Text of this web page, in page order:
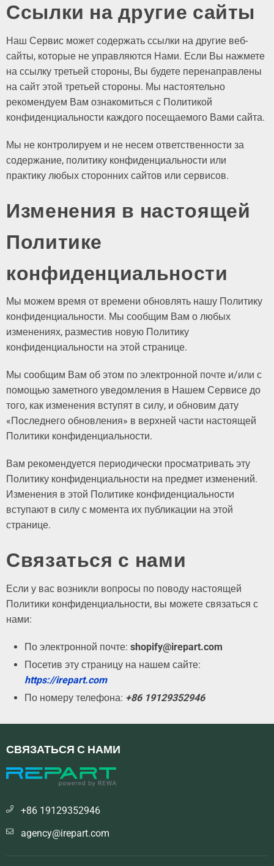
Ссылки на другие сайты
Наш Сервис может содержать ссылки на другие веб-
сайты, которые не управляются Нами. Если Вы нажмете
на ссылку третьей стороны, Вы будете перенаправлены
на сайт этой третьей стороны. Мы настоятельно
рекомендуем Вам ознакомиться с Политикой
конфиденциальности каждого посещаемого Вами сайта.
Мы не контролируем и не несем ответственности за
содержание, политику конфиденциальности или
практику любых сторонних сайтов или сервисов.
Изменения в настоящей
Политике
конфиденциальности
Мы можем время от времени обновлять нашу Политику
конфиденциальности. Мы сообщим Вам о любых
изменениях, разместив новую Политику
конфиденциальности на этой странице.
Мы сообщим Вам об этом по электронной почте и/или с
помощью заметного уведомления в Нашем Сервисе до
того, как изменения вступят в силу, и обновим дату
«Последнего обновления» в верхней части настоящей
Политики конфиденциальности.
Вам рекомендуется периодически просматривать эту
Политику конфиденциальности на предмет изменений.
Изменения в этой Политике конфиденциальности
вступают в силу с момента их публикации на этой
странице.
Связаться с нами
Если у вас возникли вопросы по поводу настоящей
Политики конфиденциальности, вы можете связаться с
нами:
По электронной почте: shopify@irepart.com
Посетив эту страницу на нашем сайте:
https://irepart.com
По номеру телефона: +86 19129352946
СВЯЗАТЬСЯ С НАМИ
+86 19129352946
agency@irepart.com